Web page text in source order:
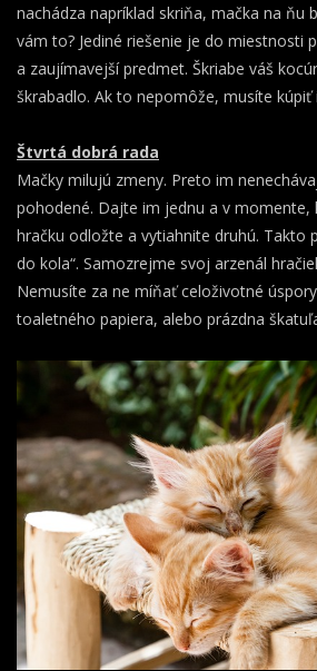
nachádza napríklad skriňa, mačka na ňu
vám to? Jediné riešenie je do miestnosti
a zaujímavejší predmet. Škriabe váš
škrabadlo. Ak to nepomôže, musíte kúpiť
Štvrtá dobrá rada
Mačky milujú zmeny. Preto im
pohodené. Dajte im jednu a v momente,
hračku odložte a vytiahnite druhú. Takto
do kola“. Samozrejme svoj arzenál
Nemusíte za ne míňať celoživotné
toaletného papiera, alebo prázdna